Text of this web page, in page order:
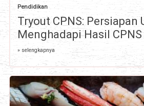
Pendidikan
Tryout CPNS: Persiapan
Menghadapi Hasil CPNS
» selengkapnya